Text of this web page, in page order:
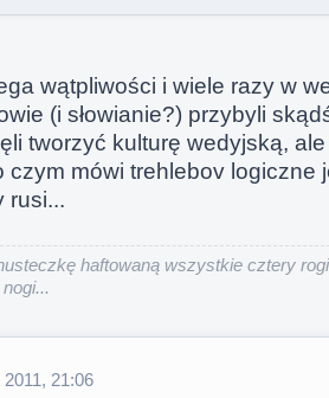
wątpliwości i wiele razy w
(i słowianie?) przybyli
tworzyć kulturę wedyjską,
czym mówi trehlebov logiczne
rusi...
haftowaną wszystkie cztery
2011, 21:06